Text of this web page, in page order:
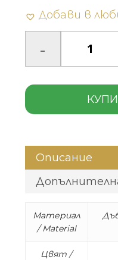
Добави в
КУПИ
Описание
Материал
/ Material
Цвят /